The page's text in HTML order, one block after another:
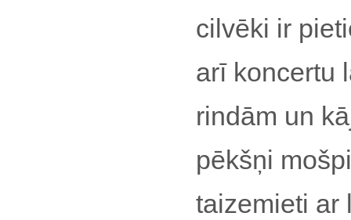
cilvēki ir
arī koncertu
rindām un
pēkšņi
taizemieti ar